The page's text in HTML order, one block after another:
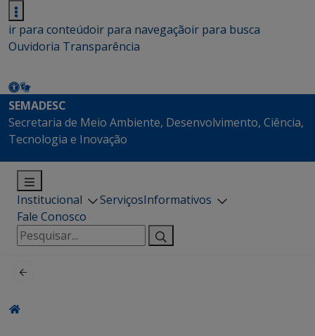
ir para conteúdoir para navegaçãoir para busca
Ouvidoria Transparência
SEMADESC
Secretaria de Meio Ambiente, Desenvolvimento, Ciência,
Tecnologia e Inovação
Institucional ServiçosInformativos
Fale Conosco
Pesquisar
por: